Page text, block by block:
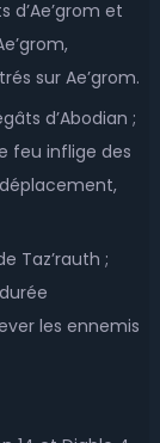
et
sur Ae’grom.
d’Abodian ;
feu inflige des
Taz’rauth ;
les ennemis